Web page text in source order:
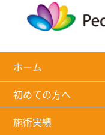
ホーム
初めての方へ
施術実績